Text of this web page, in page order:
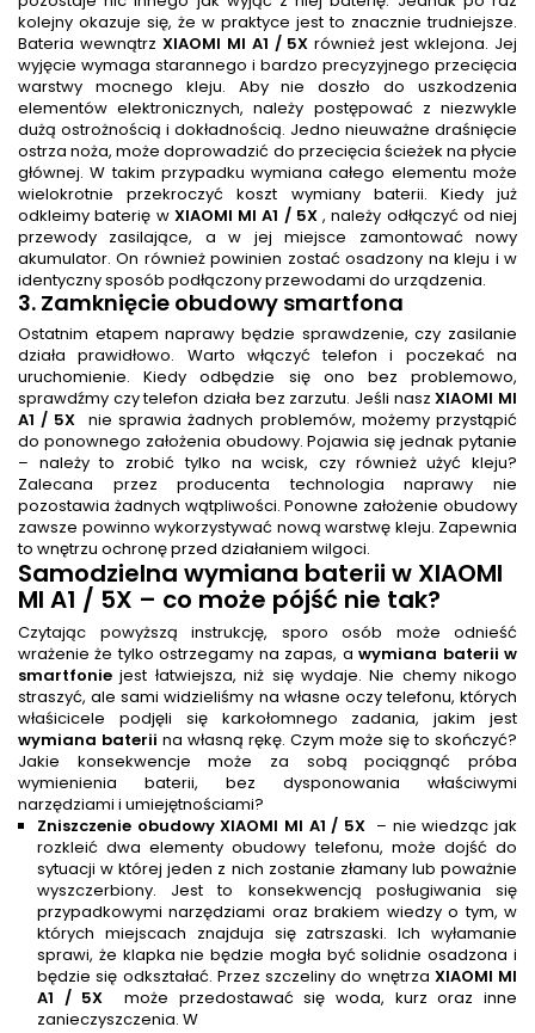
kolejny okazuje się, że w praktyce jest to znacznie trudniejsze.
Bateria wewnątrz XIAOMI MI A1 / 5Xrównież jest wklejona. Jej
wyjęcie wymaga starannego i bardzo precyzyjnego przecięcia
warstwy mocnego kleju. Aby nie doszło do uszkodzenia
elementów elektronicznych, należy postępować z niezwykle
dużą ostrożnością i dokładnością. Jedno nieuważne draśnięcie
ostrza noża, może doprowadzić do przecięcia ścieżek na płycie
głównej. W takim przypadku wymiana całego elementu może
wielokrotnie przekroczyć koszt wymiany baterii. Kiedy już
odkleimy baterię w XIAOMI MI A1 / 5X , należy odłączyć od niej
przewody zasilające, a w jej miejsce zamontować nowy
akumulator. On również powinien zostać osadzony na kleju i w
identyczny sposób podłączony przewodami do urządzenia.
3. Zamknięcie obudowy smartfona
Ostatnim etapem naprawy będzie sprawdzenie, czy zasilanie
działa prawidłowo. Warto włączyć telefon i poczekać na
uruchomienie. Kiedy odbędzie się ono bez problemowo,
sprawdźmy czy telefon działa bez zarzutu. Jeśli nasz XIAOMI MI
A1 / 5X nie sprawia żadnych problemów, możemy przystąpić
do ponownego założenia obudowy. Pojawia się jednak pytanie
– należy to zrobić tylko na wcisk, czy również użyć kleju?
Zalecana przez producenta technologia naprawy nie
pozostawia żadnych wątpliwości. Ponowne założenie obudowy
zawsze powinno wykorzystywać nową warstwę kleju. Zapewnia
to wnętrzu ochronę przed działaniem wilgoci.
Samodzielna wymiana baterii w XIAOMI
MI A1 / 5X – co może pójść nie tak?
Czytając powyższą instrukcję, sporo osób może odnieść
wrażenie że tylko ostrzegamy na zapas, awymiana baterii w
smartfonie jest łatwiejsza, niż się wydaje. Nie chemy nikogo
straszyć, ale sami widzieliśmy na własne oczy telefonu, których
właśicicele podjęli się karkołomnego zadania, jakim jest
wymiana baterii na własną rękę. Czym może się to skończyć?
Jakie konsekwencje może za sobą pociągnąć próba
wymienienia baterii, bez dysponowania właściwymi
narzędziami i umiejętnościami?
Zniszczenie obudowy XIAOMI MI A1 / 5X – nie wiedząc jak
rozkleić dwa elementy obudowy telefonu, może dojść do
sytuacji w której jeden z nich zostanie złamany lub poważnie
wyszczerbiony. Jest to konsekwencją posługiwania się
przypadkowymi narzędziami oraz brakiem wiedzy o tym, w
których miejscach znajduja się zatrszaski. Ich wyłamanie
sprawi, że klapka nie będzie mogła być solidnie osadzona i
będzie się odkształać. Przez szczeliny do wnętrza XIAOMI MI
A1 / 5X
może przedostawać się woda, kurz oraz inne
zanieczyszczenia. W